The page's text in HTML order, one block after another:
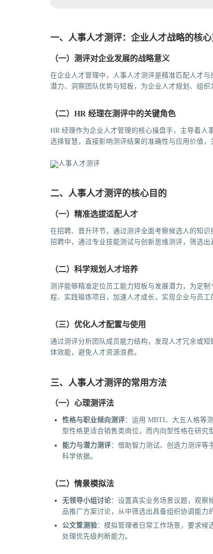
一、人事人才测评：企业人才战略的核
（一）测评对企业发展的战略意义
在企业人才管理中，人事人才测评是精准匹配人才
潜力、洞察团队优势与短板，为企业人才规划、组
（二）HR 经理在测评中的关键角色
HR 经理作为企业人才管理的核心操盘手，主导着
选择智慧，直接影响测评结果的准确性与应用价值，
二、人事人才测评的核心目的
（一）精准选拔适配人才
在招聘、晋升环节，通过测评全面考察候选人的知
招聘中，通过专业技能测试与创新思维测评，筛选出
（二）科学规划人才培养
测评能够精准定位员工能力短板与发展潜力，为定
程、实践锻炼项目，加速人才成长，实现企业与员工
（三）优化人才配置与使用
通过测评分析团队成员能力结构，发现人才冗余或
体效能，避免人才资源浪费。
三、人事人才测评的常用方法
（一）心理测评法
性格与职业倾向测评：运用 MBTI、大五人格等
型性格更适合销售类岗位，而内向型性格在研究
能力与潜力测评：借助智力测试、创造力测评等
科学依据。
（二）情景模拟法
无领导小组讨论：设置真实业务场景议题，观察
品推广方案讨论，从中筛选出具备组织协调能力
公文筐测验：模拟管理者日常工作场景，要求候
处理优先级判断能力。